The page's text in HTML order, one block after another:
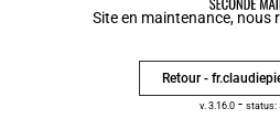
Site en maintenance, nous
Retour -
v. 3.16.0- status: